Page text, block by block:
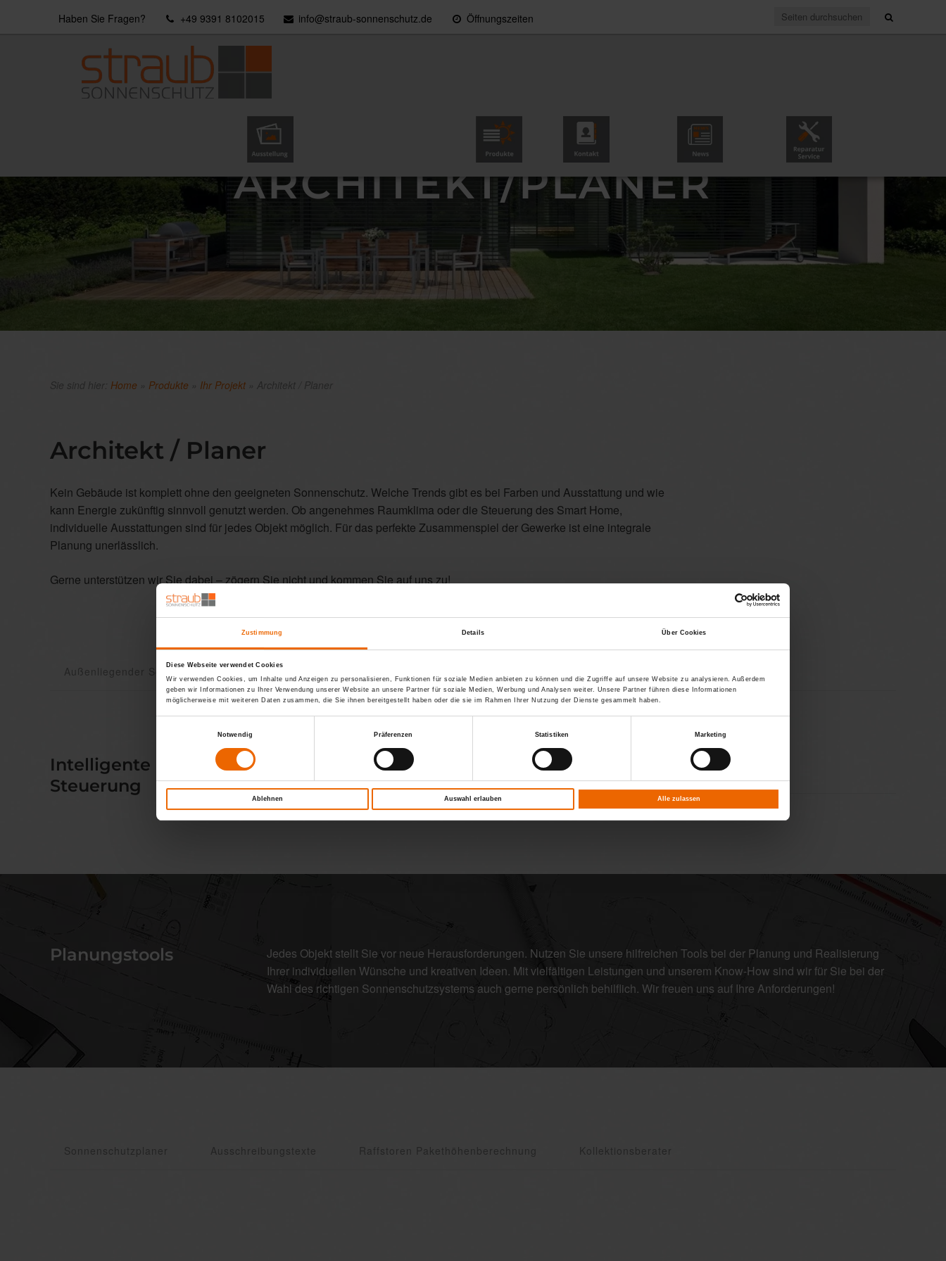
Zustimmung Details Über Cookies
Diese Webseite verwendet Cookies
Wir verwenden Cookies, um Inhalte und Anzeigen zu personalisieren, Funktionen für soziale Medien anbieten zu können und die Zugriffe auf unsere Website zu analysieren. Außerdem
geben wir Informationen zu Ihrer Verwendung unserer Website an unsere Partner für soziale Medien, Werbung und Analysen weiter. Unsere Partner führen diese Informationen
möglicherweise mit weiteren Daten zusammen, die Sie ihnen bereitgestellt haben oder die sie im Rahmen Ihrer Nutzung der Dienste gesammelt haben.
Notwendig
Präferenzen Statistiken Marketing
Ablehnen Auswahl erlauben Alle zulassen
Haben Sie Fragen? +49 9391 8102015 info@straub-sonnenschutz.de Öffnungszeiten
Ausstellung Produkte Kontakt News & Partner Reparaturservice
ARCHITEKT/PLANER
Sie sind hier: Home Produkte » Ihr Projekt » Architekt / Planer
Architekt / Planer
Kein Gebäude ist komplett ohne den geeigneten Sonnenschutz. Welche Trends gibt es bei Farben und Ausstattung und wie
kann Energie zukünftig sinnvoll genutzt werden. Ob angenehmes Raumklima oder die Steuerung des Smart Home,
individuelle Ausstattungen sind für jedes Objekt möglich. Für das perfekte Zusammenspiel der Gewerke ist eine integrale
Planung unerlässlich.
Gerne unterstützen wir Sie dabei – zögern Sie nicht und kommen Sie auf uns zu!
Außenliegender Sonnenschutz Innenliegender Blendschutz
Intelligente
Steuerung
Winter Tag Sommer Nacht
Planungstools
Jedes Objekt stellt Sie vor neue Herausforderungen. Nutzen Sie unsere hilfreichen Tools bei der Planung und Realisierung
Ihrer individuellen Wünsche und kreativen Ideen. Mit vielfältigen Leistungen und unserem Know-How sind wir für Sie bei der
Wahl des richtigen Sonnenschutzsystems auch gerne persönlich behilflich. Wir freuen uns auf Ihre Anforderungen!
Sonnenschutzplaner Ausschreibungstexte Raffstoren Pakethöhenberechnung Kollektionsberater